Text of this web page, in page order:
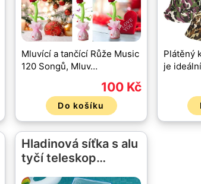
Mluvící a tančící Růže Music
120 Songů, Mluv…
100 Kč
Do košíku
Plátěný
je
Hladinová síťka s alu
tyčí teleskop…